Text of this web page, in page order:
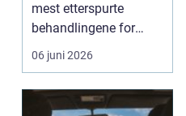
mest etterspurte
behandlingene for
hudforbedring.
Mange...
06 juni 2026